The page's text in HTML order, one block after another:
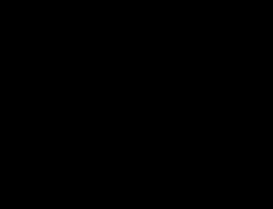
печати отличное, доставка